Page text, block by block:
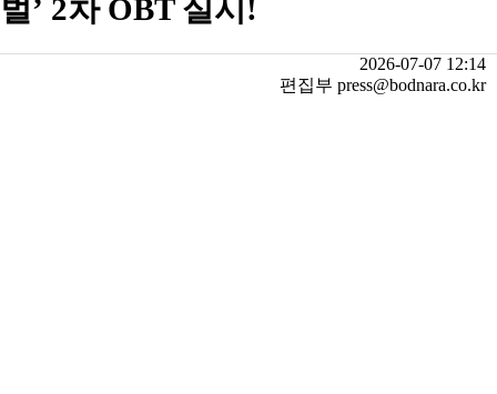
벌’ 2차 OBT 실시!
2026-07-07 12:14
편집부 press@bodnara.co.kr